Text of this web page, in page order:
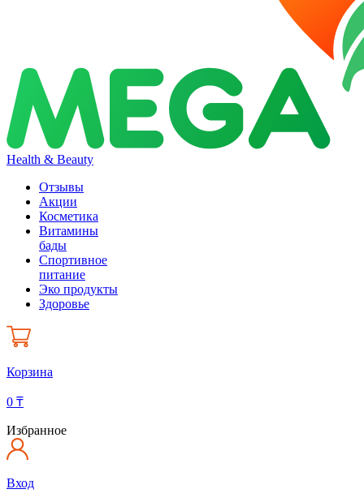
Health & Beauty
Отзывы
Акции
Косметика
Витамины
бады
Спортивное
питание
Эко продукты
Здоровье
Корзина
0 ₸
Избранное
Вход